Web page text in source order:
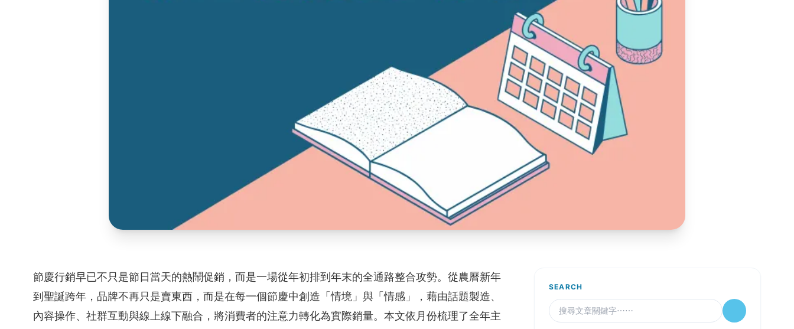
節慶行銷早已不只是節日當天的熱鬧促銷，而是一場從年初排到年末的全通路整合攻勢。從農曆新年
到聖誕跨年，品牌不再只是賣東西，而是在每一個節慶中創造「情境」與「情感」，藉由話題製造、
內容操作、社群互動與線上線下融合，將消費者的注意力轉化為實際銷量。本文依月份梳理了全年主
SEARCH